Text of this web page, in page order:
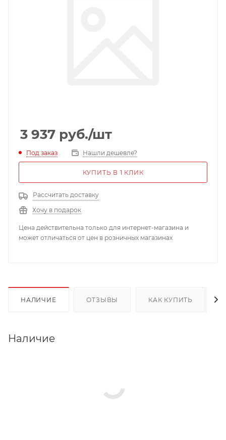
3 937 руб./шт
Под заказ Нашли дешевле?
КУПИТЬ В 1 КЛИК
Рассчитать доставку
Хочу в подарок
Цена действительна только для интернет-магазина и
может отличаться от цен в розничных магазинах
НАЛИЧИЕ ОТЗЫВЫ КАК КУПИТЬ
Наличие